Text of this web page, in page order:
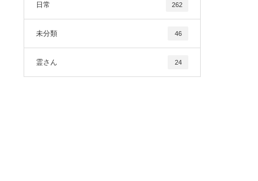
日常 262
未分類 46
霊さん 24